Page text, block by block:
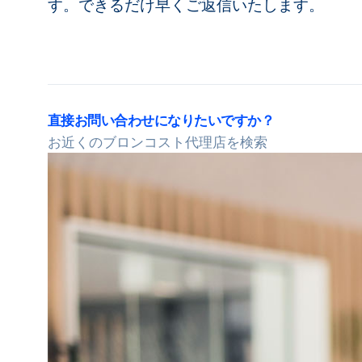
す。できるだけ早くご返信いたします。
直接お問い合わせになりたいですか？
お近くのブロンコスト代理店を検索